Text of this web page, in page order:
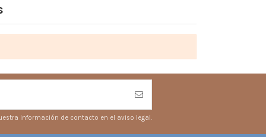
información de contacto en el aviso legal.